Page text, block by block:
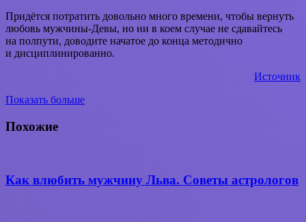
Придётся потратить довольно много времени, чтобы вернуть
любовь мужчины-Девы, но ни в коем случае не сдавайтесь
на полпути, доводите начатое до конца методично
и дисциплинированно.
Источник
Показать больше
через
Похожие
Как влюбить мужчину Льва. Советы астрологов